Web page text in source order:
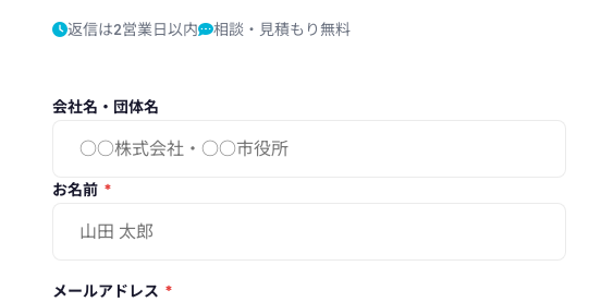
返信は2営業日以内 相談・見積もり無料
会社名・団体名
お名前 *
メールアドレス *